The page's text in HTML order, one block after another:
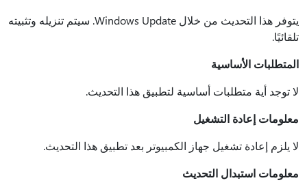
يتوفر هذا التحديث من خلال Windows Update. سيتم تنزيله وتثبيته
تلقائيًا.
المتطلبات الأساسية
لا توجد أية متطلبات أساسية لتطبيق هذا التحديث.
معلومات إعادة التشغيل
لا يلزم إعادة تشغيل جهاز الكمبيوتر بعد تطبيق هذا التحديث.
معلومات استبدال التحديث